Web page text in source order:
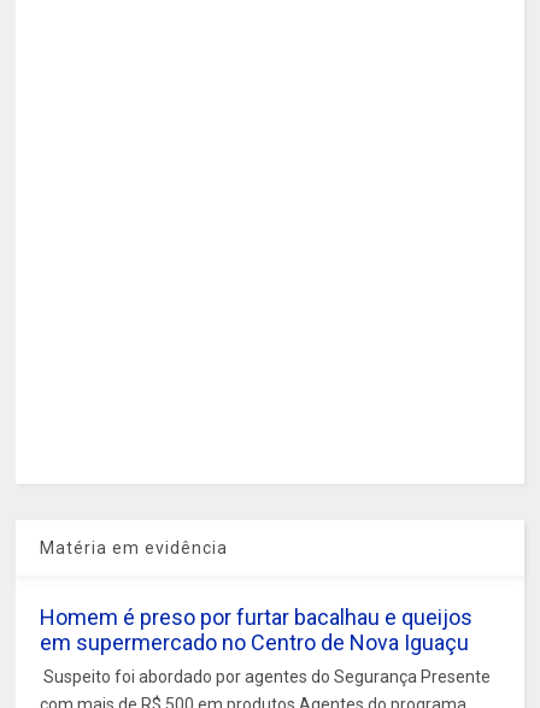
Matéria em evidência
Homem é preso por furtar bacalhau e queijos
em supermercado no Centro de Nova Iguaçu
Suspeito foi abordado por agentes do Segurança Presente
com mais de R$ 500 em produtos Agentes do programa